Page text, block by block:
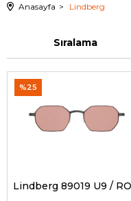
Anasayfa Lindberg
Sıralama
%25